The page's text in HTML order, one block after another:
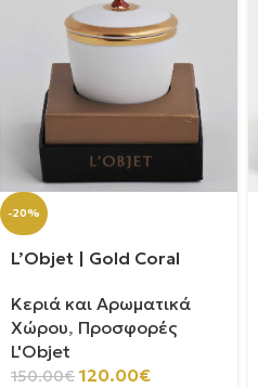
-20%
L’Objet | Gold Coral
Κεριά και Αρωματικά
Χώρου, Προσφορές
L'Objet
150.00€ 120.00€